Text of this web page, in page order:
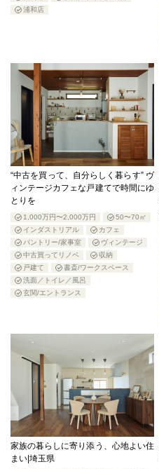
浦和店
“中古を買って、自分らしく暮らす” ヴ
ィンテージカフェな戸建てで時間にゆ
とりを
1,000万円〜2,000万円
50〜70㎡
インダストリアル
カフェ
パントリー/家事室
ヴィンテージ
中古買ってリノベ
収納
戸建て
書斎/ワークスペース
洗面／トイレ／風呂
玄関/エントランス
家族の暮らしに寄り添う、心地よい住
まい|埼玉県